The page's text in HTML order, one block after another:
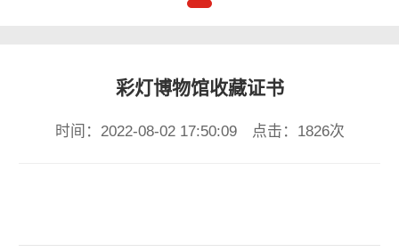
彩灯博物馆收藏证书
时间：2022-08-02 17:50:09 点击：1826次